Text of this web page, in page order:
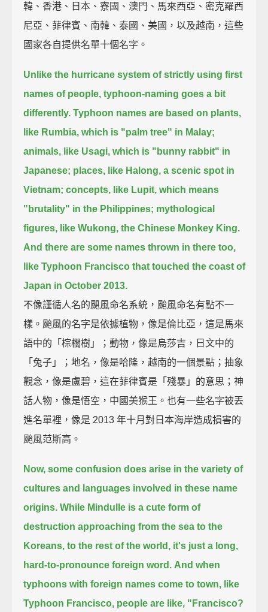
韓、香港、日本、寮國、澳門、馬來西亞、密克羅西
尼亞、菲律賓、南韓、泰國、美國，以及越南，這些
國家各自提供名單十個名字。
Unlike the hurricane system of strictly using first
names of people, typhoon-naming goes a bit
differently. Typhoon names are based on plants,
like Rumbia, which is "palm tree" in Malay;
animals, like Usagi, which is "bunny rabbit" in
Japanese; places, like Halong, a scenic spot in
Vietnam; concepts, like Lupit, which means
"brutality" in the Philippines; mythological
figures, like Wukong, the Chinese Monkey King.
And there are some names thrown in there too,
like Typhoon Francisco that touched the coast of
Japan in October 2013.
不像謹循人名的颶風命名系統，颱風命名有點不一
樣。颱風的名字是依據植物，像是倫比亞，這是馬來
語中的「棕櫚樹」；動物，像是烏莎吉，日文中的
「兔子」；地名，像是哈隆，越南的一個景點；抽象
觀念，像是盧碧，這在菲律賓是「殘暴」的意思；神
話人物，像是悟空，中國美猴王。也有一些名字被丟
進名單裡，像是 2013 年十月對日本海岸造成損害的
颱風范斯高。
Now, some confusion does arise in the variety of
cultures and languages involved in these name
origins. While Mindulle is a cute form of
destruction approaching from the sea to the
Koreans, to the rest of the world, it's just a long,
hard-to-pronounce foreign word. And when
typhoons with foreign names come to town, like
Typhoon Francisco, people are like, "Francisco?